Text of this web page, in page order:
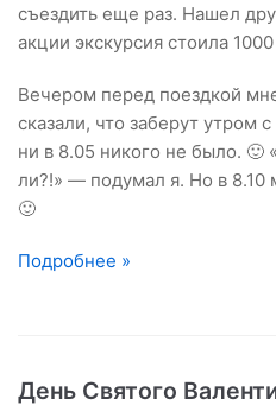
съездить еще раз. Нашел
акции экскурсия стоила 1000
Вечером перед поездкой
сказали, что заберут утром
ни в 8.05 никого не было. 🙂
ли?!» — подумал я. Но в 8.10
🙂
Подробнее »
День Святого